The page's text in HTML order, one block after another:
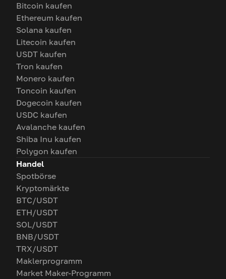
Bitcoin kaufen
Ethereum kaufen
Solana kaufen
Litecoin kaufen
USDT kaufen
Tron kaufen
Monero kaufen
Toncoin kaufen
Dogecoin kaufen
USDC kaufen
Avalanche kaufen
Shiba Inu kaufen
Polygon kaufen
Handel
Spotbörse
Kryptomärkte
BTC/USDT
ETH/USDT
SOL/USDT
BNB/USDT
TRX/USDT
Maklerprogramm
Market Maker-Programm